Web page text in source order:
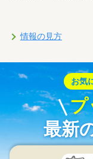
情報の見方
お気
プ
最新